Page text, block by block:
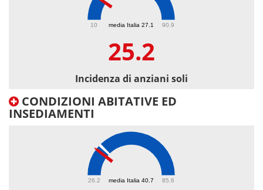
media Italia 27.1
10 90.9
25.2
Incidenza di anziani soli
CONDIZIONI ABITATIVE ED
INSEDIAMENTI
media Italia 40.7
26.2 85.6